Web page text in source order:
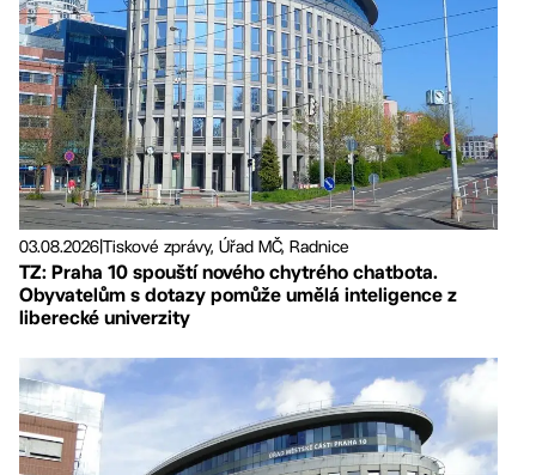
03.08.2026Tiskové zprávy, Úřad MČ, Radnice
TZ: Praha 10 spouští nového chytrého chatbota.
Obyvatelům s dotazy pomůže umělá inteligence z
liberecké univerzity